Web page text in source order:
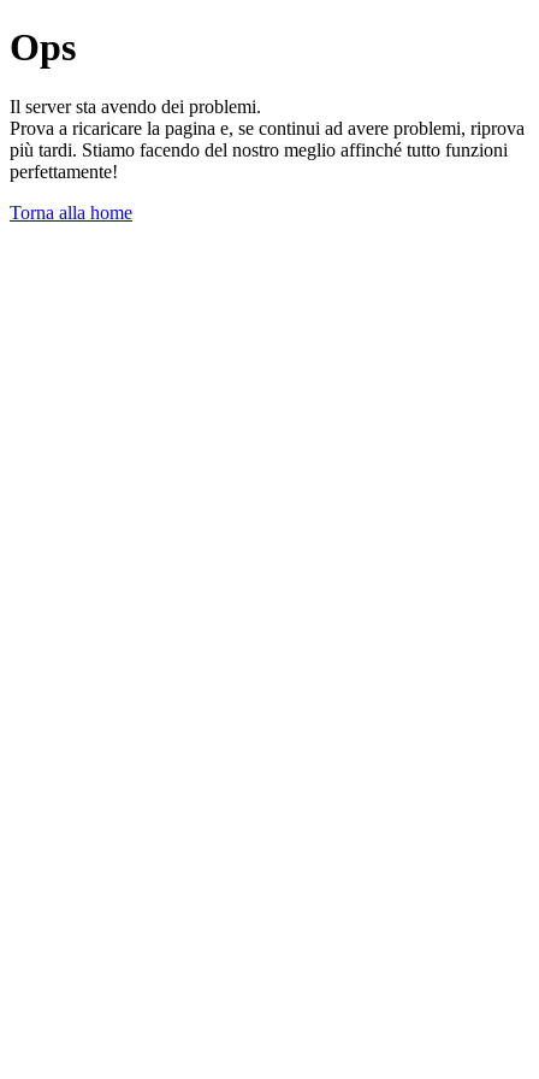
Ops
Il server sta avendo dei problemi.
Prova a ricaricare la pagina e, se continui ad avere problemi, riprova
più tardi. Stiamo facendo del nostro meglio affinché tutto funzioni
perfettamente!
Torna alla home